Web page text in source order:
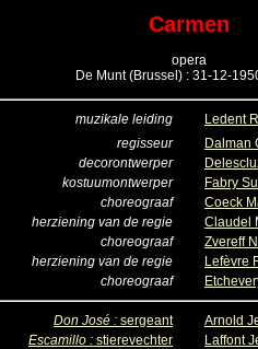
Carmen
opera
De Munt (Brussel) : 31-12-
muzikale leiding
Ledent
regisseur
Dalman
decorontwerper
kostuumontwerper
Fabry
choreograaf
Coeck
herziening van de regie
Claudel
choreograaf
Zvereff
herziening van de regie
Lefèvre
choreograaf
Don José : sergeant
Arnold
Escamillo : stierevechter
Laffont